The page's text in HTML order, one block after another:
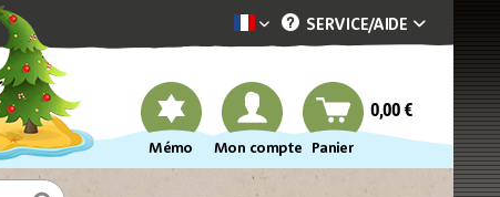
Dekotopia französisch
SERVICE/AIDE
Mémo Mon compte Panier
0,00 €